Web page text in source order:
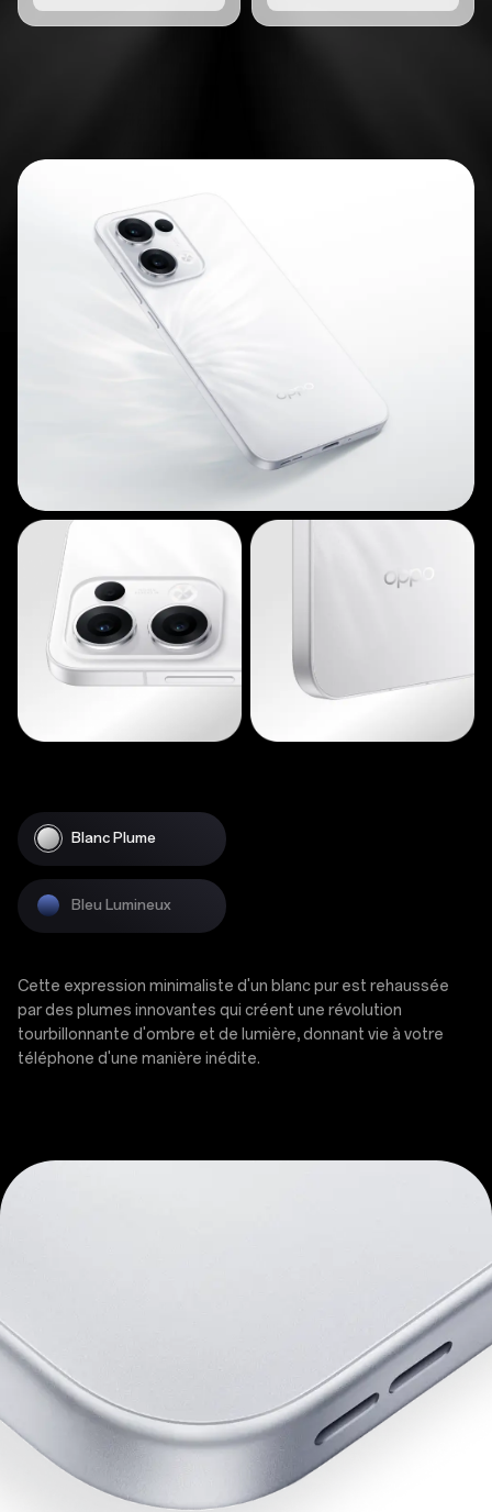
Blanc Plume
Bleu Lumineux
Cette expression minimaliste d'un blanc pur est rehaussée
par des plumes innovantes qui créent une révolution
tourbillonnante d'ombre et de lumière, donnant vie à votre
téléphone d'une manière inédite.